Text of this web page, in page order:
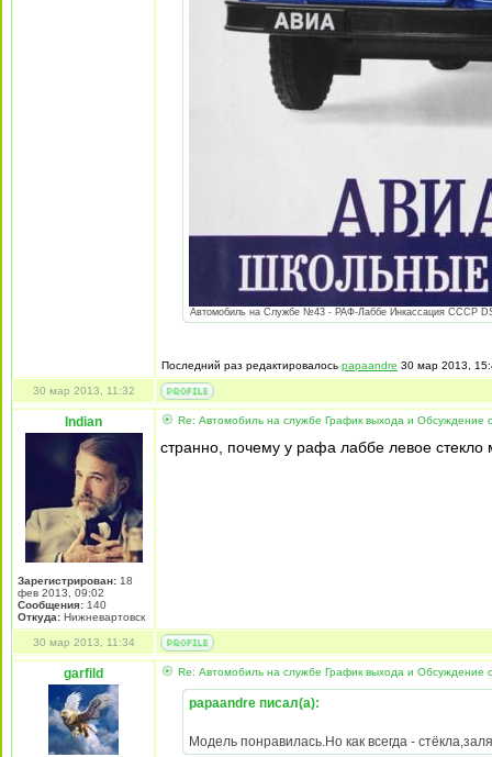
Автомобиль на Службе №43 - РАФ-Лаббе Инкассация СССР
Последний раз редактировалось papaandre 30 мар 2013,
30 мар 2013, 11:32
Indian
Зарегистрирован: 18
фев 2013, 09:02
Сообщения: 140
Откуда: Нижневартовск
Re: Автомобиль на службе График выхода и Обсуждение
странно, почему у рафа лаббе левое
30 мар 2013, 11:34
garfild Re: Автомобиль на службе График выхода и Обсуждение
papaandre писал(а):
Модель понравилась.Но как всегда -